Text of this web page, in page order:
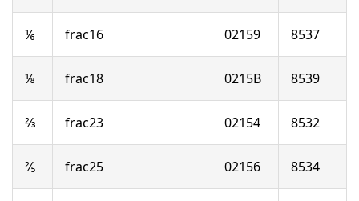
⅙ frac16 02159 8537
⅛ frac18 0215B 8539
⅔ frac23 02154 8532
⅖ frac25 02156 8534